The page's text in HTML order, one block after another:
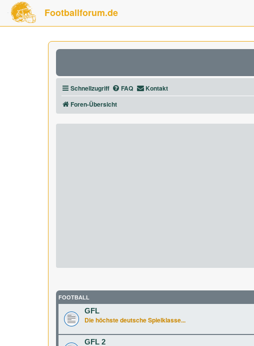
Footballforum.de
Schnellzugriff FAQ Kontakt
Foren-Übersicht
FOOTBALL
GFL
Die höchste deutsche Spielklasse...
GFL 2